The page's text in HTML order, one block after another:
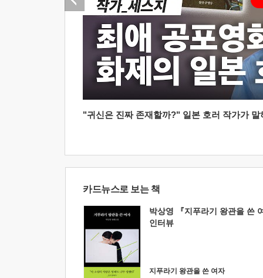
"귀신은 진짜 존재할까?" 일본 호러 작가가
카드뉴스로 보는 책
박상영 『지푸라기 왕관을 쓴
인터뷰
지푸라기 왕관을 쓴 여자